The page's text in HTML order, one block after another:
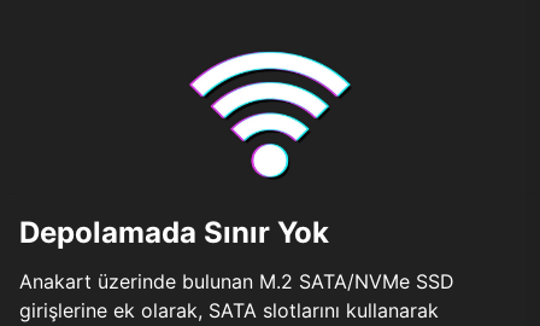
Depolamada Sınır Yok
Anakart üzerinde bulunan M.2 SATA/NVMe SSD
girişlerine ek olarak, SATA slotlarını kullanarak